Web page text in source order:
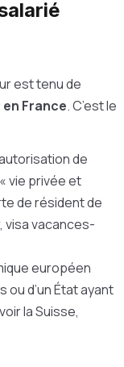
est tenu de
France. C’est le
de
vie privée et
de résident de
visa vacances-
européen
ou d’un État ayant
la Suisse,